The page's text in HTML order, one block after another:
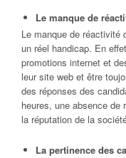
Le manque de
Le manque de réactivité
un réel handicap. En
promotions internet et
leur site web et être
des réponses des
heures, une absence de
la réputation de la
La pertinence des